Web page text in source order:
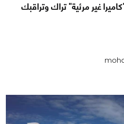
غير مرئية" تراك وتراقبك